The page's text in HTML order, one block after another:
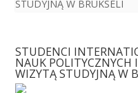
STUDENCI
NAUK
WIZYTĄ STUDYJNĄ W